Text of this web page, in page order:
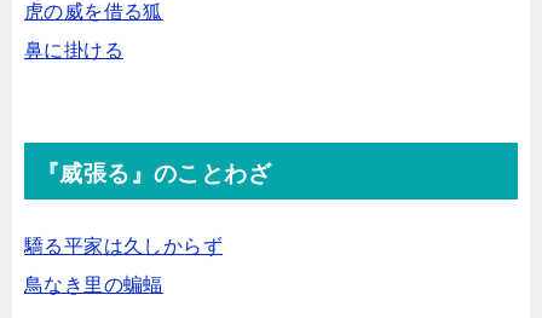
虎の威を借る狐
鼻に掛ける
『威張る』のことわざ
驕る平家は久しからず
鳥なき里の蝙蝠